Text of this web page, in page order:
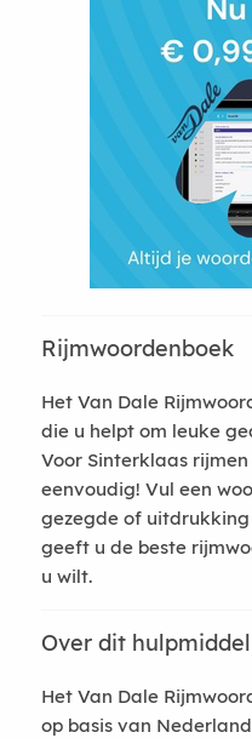
Rijmwoordenboek
Het Van Dale
die u helpt om leuke
Voor Sinterklaas
eenvoudig! Vul een
gezegde of
geeft u de beste
u wilt.
Over dit hulpmiddel
Het Van Dale
op basis van